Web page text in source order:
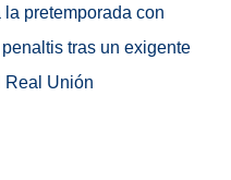
pretemporada con
tras un exigente
Real Unión